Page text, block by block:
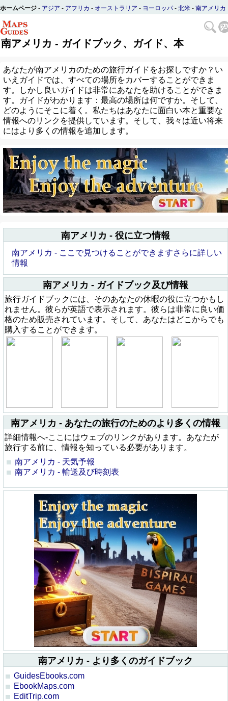
ホームページ - アジア - アフリカ - オーストラリア - ヨーロッパ - 北米 - 南アメリカ
南アメリカ - ガイドブック、ガイド、本
あなたが南アメリカのための旅行ガイドをお探しですか？い
いえガイドでは、すべての場所をカバーすることができま
す。しかし良いガイドは非常にあなたを助けることができま
す。ガイドがわかります：最高の場所は何ですか。そして、
どのようにそこに着く。私たちはあなたに面白い本と重要な
情報へのリンクを提供しています。そして、我々は近い将来
にはより多くの情報を追加します。
南アメリカ - 役に立つ情報
南アメリカ - ここで見つけることができますさらに詳しい
情報
南アメリカ - ガイドブック及び情報
旅行ガイドブックには、そのあなたの休暇の役に立つかもし
れません。彼らが英語で表示されます。彼らは非常に良い価
格のため販売されています。そして、あなたはどこからでも
購入することができます。
南アメリカ - あなたの旅行のためのより多くの情報
詳細情報へ-ここにはウェブのリンクがあります。あなたが
旅行する前に、情報を知っている必要があります。
南アメリカ - 天気予報
南アメリカ - 輸送及び時刻表
南アメリカ - より多くのガイドブック
GuidesEbooks.com
EbookMaps.com
EditTrip.com